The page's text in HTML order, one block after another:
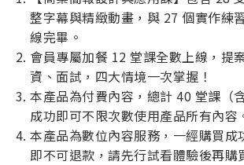
整字幕與精緻動畫，與 27 個實作練
線完畢。
會員專屬加餐 12 堂課全數上線，提
資、面試，四大情境一次掌握！
本產品為付費內容，總計 40 堂課（
成功即可不限次數使用產品所有內容
本產品為數位內容服務，一經購買成
即不可退款，請先行試看體驗後再購